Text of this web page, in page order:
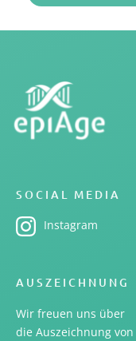
SOCIAL MEDIA
Instagram
AUSZEICHNUNG
Wir freuen uns über
die Auszeichnung von